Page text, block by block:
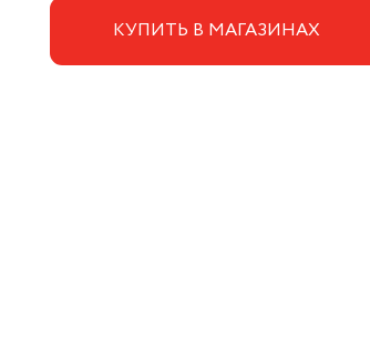
КУПИТЬ В МАГАЗИНАХ